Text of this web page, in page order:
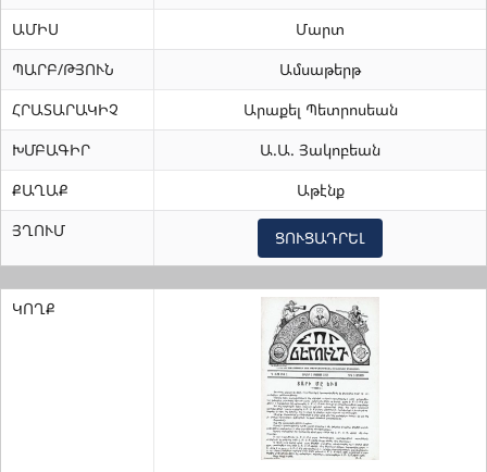
ԱՄԻՍ
Մարտ
ՊԱՐԲ/ԹՅՈՒՆ
Ամսաթերթ
ՀՐԱՏԱՐԱԿԻՉ
Արաքել Պետրոսեան
ԽՄԲԱԳԻՐ
Ա.Ա. Յակոբեան
ՔԱՂԱՔ
Աթէնք
ՅՂՈՒՄ
ՑՈՒՑԱԴՐԵԼ
ԿՈՂՔ